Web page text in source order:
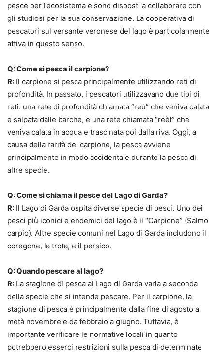
pesce per l’ecosistema e sono disposti a collaborare con
gli studiosi per la sua conservazione. La cooperativa di
pescatori sul versante veronese del lago è particolarmente
attiva in questo senso.
Q: Come si pesca il carpione?
R: Il carpione si pesca principalmente utilizzando reti di
profondità. In passato, i pescatori utilizzavano due tipi di
reti: una rete di profondità chiamata “reù” che veniva calata
e salpata dalle barche, e una rete chiamata “reèt” che
veniva calata in acqua e trascinata poi dalla riva. Oggi, a
causa della rarità del carpione, la pesca avviene
principalmente in modo accidentale durante la pesca di
altre specie.
Q: Come si chiama il pesce del Lago di Garda?
R: Il Lago di Garda ospita diverse specie di pesci. Uno dei
pesci più iconici e endemici del lago è il “Carpione” (Salmo
carpio). Altre specie comuni nel Lago di Garda includono il
coregone, la trota, e il persico.
Q: Quando pescare al lago?
R: La stagione di pesca al Lago di Garda varia a seconda
della specie che si intende pescare. Per il carpione, la
stagione di pesca è principalmente dalla fine di agosto a
metà novembre e da febbraio a giugno. Tuttavia, è
importante verificare le normative locali in quanto
potrebbero esserci restrizioni sulla pesca di determinate